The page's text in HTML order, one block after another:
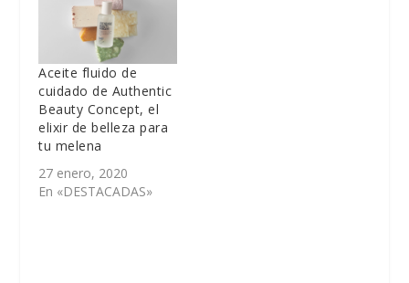
Aceite fluido de
cuidado de Authentic
Beauty Concept, el
elixir de belleza para
tu melena
27 enero, 2020
En «DESTACADAS»